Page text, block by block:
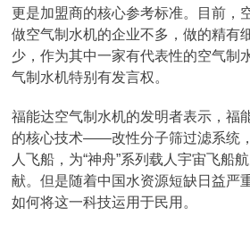
更是加盟商的核心参考标准。目前，
做空气制水机的企业不多，做的精有
少，作为其中一家有代表性的空气
气制水机特别有发言权。
福能达空气制水机的发明者表示，福
的核心技术——改性分子筛过滤系统
人飞船，为“神舟”系列载人宇宙飞船
献。但是随着中国水资源短缺日益严
如何将这一科技运用于民用。